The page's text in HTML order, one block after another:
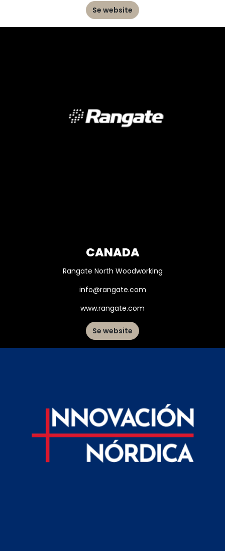
Se website
CANADA
Rangate North Woodworking
info@rangate.com
www.rangate.com
Se website